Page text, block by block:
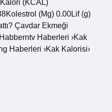
(KCAL)
(Mg) 0.00Lif (g)
Çavdar Ekmeği
Haberleri ›Kak
Haberleri ›Kak Kalorisi›